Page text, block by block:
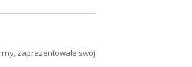
zaprezentowała swój